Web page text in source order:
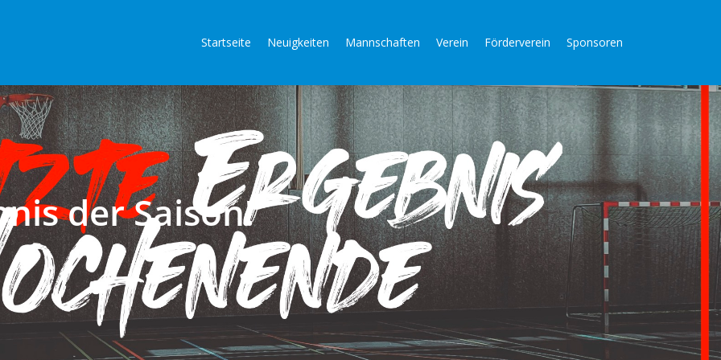
Startseite Neuigkeiten Mannschaften Verein Förderverein Sponsoren
der Saison!